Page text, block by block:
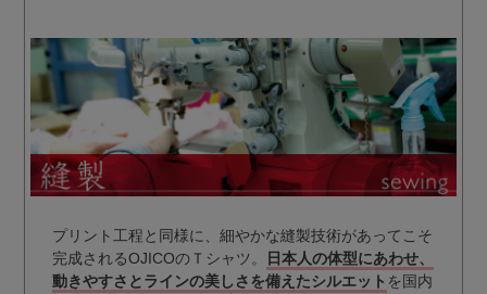
プリント工程と同様に、細やかな縫製技術があってこそ
完成されるOJICOのＴシャツ。
日本人の体型にあわせ、
動きやすさとラインの美しさを備えたシルエット を国内